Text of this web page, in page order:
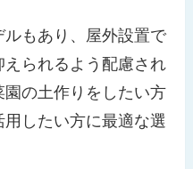
もあり、屋外設置で
られるよう配慮され
の土作りをしたい方
したい方に最適な選